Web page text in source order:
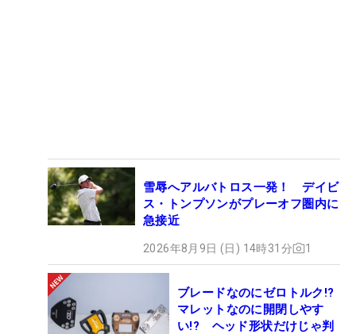
雪辱へアルバトロス一発！ デイビ
ス・トンプソンがプレーオフ圏内に
急接近
2026年8月9日 (日) 14時31分 1
ブレードなのにゼロトルク!?
マレットなのに開閉しやす
い!? ヘッド形状だけじゃ判